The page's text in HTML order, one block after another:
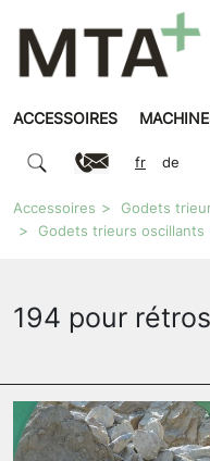
ACCESSOIRES
fr de
Accessoires
Godets
Godets trieurs oscillants
194 pour